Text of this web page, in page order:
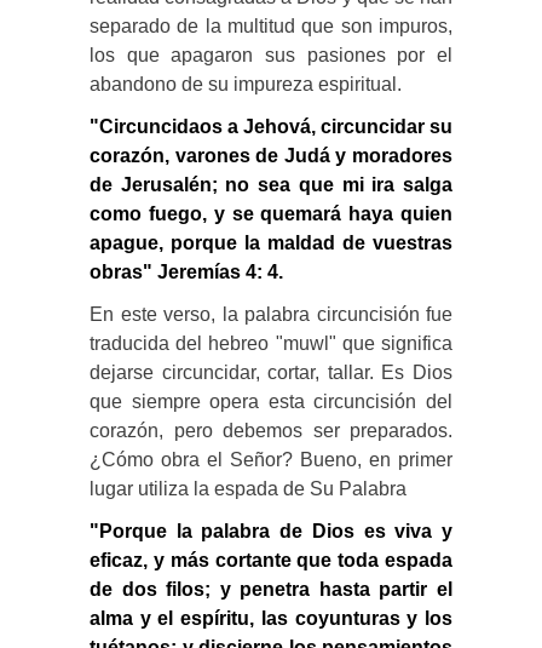
separado de la multitud que son impuros,
los que apagaron sus pasiones por el
abandono de su impureza espiritual.
"Circuncidaos a Jehová, circuncidar su
corazón, varones de Judá y moradores
de Jerusalén; no sea que mi ira salga
como fuego, y se quemará haya quien
apague, porque la maldad de vuestras
obras" Jeremías 4: 4.
En este verso, la palabra circuncisión fue
traducida del hebreo "muwl" que significa
dejarse circuncidar, cortar, tallar. Es Dios
que siempre opera esta circuncisión del
corazón, pero debemos ser preparados.
¿Cómo obra el Señor? Bueno, en primer
lugar utiliza la espada de Su Palabra
"Porque la palabra de Dios es viva y
eficaz, y más cortante que toda espada
de dos filos; y penetra hasta partir el
alma y el espíritu, las coyunturas y los